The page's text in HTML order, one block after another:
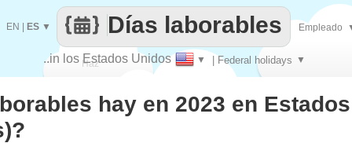
Haz
que
..in los Estados Unidos ▼ | Federal holidays ▼
Días laborables
EN ES ▼ Empleado
hay en 2023 en